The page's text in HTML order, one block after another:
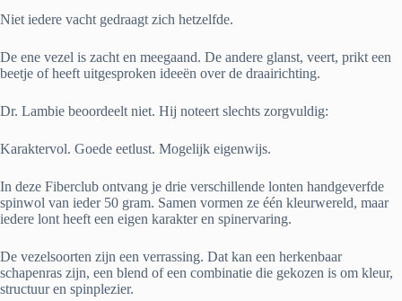
Niet iedere vacht gedraagt zich hetzelfde.
De ene vezel is zacht en meegaand. De andere glanst, veert, prikt een
beetje of heeft uitgesproken ideeën over de draairichting.
Dr. Lambie beoordeelt niet. Hij noteert slechts zorgvuldig:
Karaktervol. Goede eetlust. Mogelijk eigenwijs.
In deze Fiberclub ontvang je drie verschillende lonten handgeverfde
spinwol van ieder 50 gram. Samen vormen ze één kleurwereld, maar
iedere lont heeft een eigen karakter en spinervaring.
De vezelsoorten zijn een verrassing. Dat kan een herkenbaar
schapenras zijn, een blend of een combinatie die gekozen is om kleur,
structuur en spinplezier.